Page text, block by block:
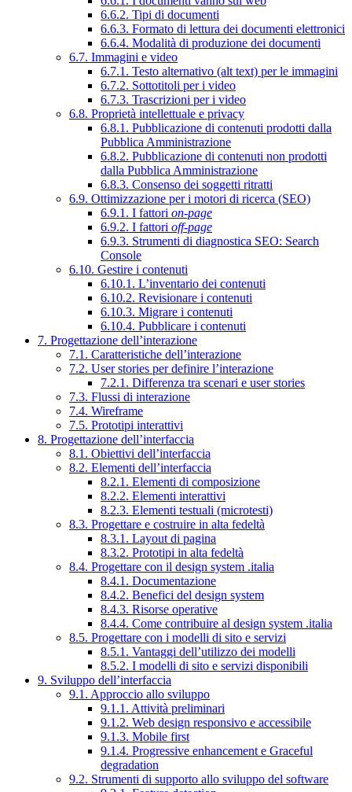
6.6.2. Tipi di documenti
6.6.3. Formato di lettura dei documenti elettronici
6.6.4. Modalità di produzione dei documenti
6.7. Immagini e video
6.7.1. Testo alternativo (alt text) per le immagini
6.7.2. Sottotitoli per i video
6.7.3. Trascrizioni per i video
6.8. Proprietà intellettuale e privacy
6.8.1. Pubblicazione di contenuti prodotti dalla
Pubblica Amministrazione
6.8.2. Pubblicazione di contenuti non prodotti
dalla Pubblica Amministrazione
6.8.3. Consenso dei soggetti ritratti
6.9. Ottimizzazione per i motori di ricerca (SEO)
6.9.1. I fattori on-page
6.9.2. I fattori off-page
6.9.3. Strumenti di diagnostica SEO: Search
Console
6.10. Gestire i contenuti
6.10.1. L’inventario dei contenuti
6.10.2. Revisionare i contenuti
6.10.3. Migrare i contenuti
6.10.4. Pubblicare i contenuti
7. Progettazione dell’interazione
7.1. Caratteristiche dell’interazione
7.2. User stories per definire l’interazione
7.2.1. Differenza tra scenari e user stories
7.3. Flussi di interazione
7.4. Wireframe
7.5. Prototipi interattivi
8. Progettazione dell’interfaccia
8.1. Obiettivi dell’interfaccia
8.2. Elementi dell’interfaccia
8.2.1. Elementi di composizione
8.2.2. Elementi interattivi
8.2.3. Elementi testuali (microtesti)
8.3. Progettare e costruire in alta fedeltà
8.3.1. Layout di pagina
8.3.2. Prototipi in alta fedeltà
8.4. Progettare con il design system .italia
8.4.1. Documentazione
8.4.2. Benefici del design system
8.4.3. Risorse operative
8.4.4. Come contribuire al design system .italia
8.5. Progettare con i modelli di sito e servizi
8.5.1. Vantaggi dell’utilizzo dei modelli
8.5.2. I modelli di sito e servizi disponibili
9. Sviluppo dell’interfaccia
9.1. Approccio allo sviluppo
9.1.1. Attività preliminari
9.1.2. Web design responsivo e accessibile
9.1.3. Mobile first
9.1.4. Progressive enhancement e Graceful
degradation
9.2. Strumenti di supporto allo sviluppo del software